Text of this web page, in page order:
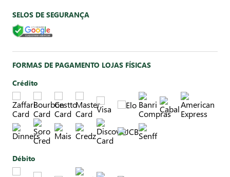
SELOS DE SEGURANÇA
FORMAS DE PAGAMENTO LOJAS FÍSICAS
Crédito
Débito